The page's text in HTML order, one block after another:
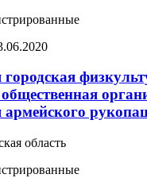
область